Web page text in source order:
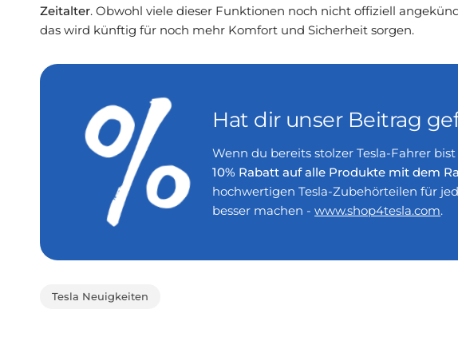
Zeitalter. Obwohl viele dieser Funktionen noch nicht offiziell
das wird künftig für noch mehr Komfort und Sicherheit sorgen.
Hat dir unser Beitrag
Wenn du bereits stolzer Tesla-Fahrer
10% Rabatt auf alle Produkte mit dem
hochwertigen Tesla-Zubehörteilen für
besser machen -www.shop4tesla.com.
Tesla Neuigkeiten